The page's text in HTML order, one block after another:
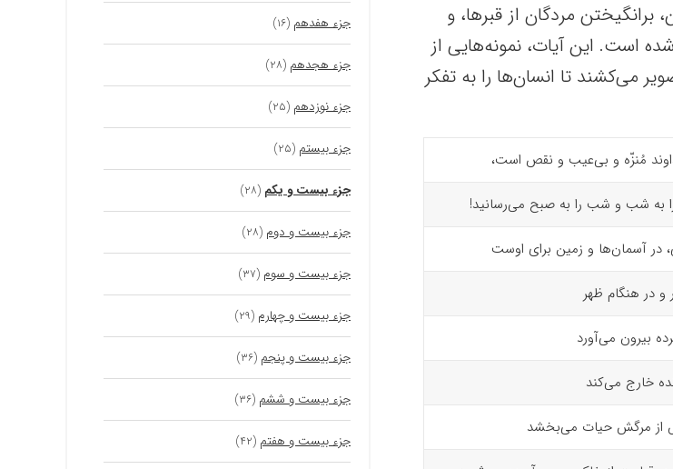
مردگان از قبرها، و
است. این آیات، نمونه‌هایی از
می‌کشند تا انسان‌ها را به تفکر
مُنزّه و بی‌عیب و نقص است،
را به شب و شب را به صبح می‌رسانید!
در آسمان‌ها و زمین برای اوست
در هنگام ظهر
بیرون می‌آورد
خارج می‌کند
از مرگش حیات می‌بخشد
جزء هفدهم (۱۶)
جزء هجدهم (۲۸)
جزء نوزدهم (۲۵)
جزء بیستم (۲۵)
جزء بیست و یکم (۲۸)
جزء بیست و دوم (۲۸)
جزء بیست و سوم (۳۷)
جزء بیست و چهارم (۲۹)
جزء بیست و پنجم (۳۶)
جزء بیست و ششم (۳۶)
جزء بیست و هفتم (۴۲)